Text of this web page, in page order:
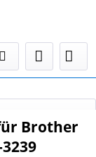
Brother
3239